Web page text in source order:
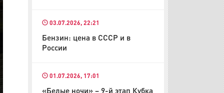
03.07.2026, 22:21
Бензин: цена в СССР и в
России
01.07.2026, 17:01
«Белые ночи» – 9-й этап Кубка